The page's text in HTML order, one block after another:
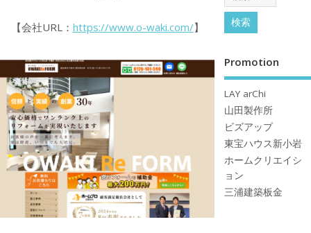
【会社URL： https://www.o-waki.com/】
Promotion
LAY arChi
山田製作所
ビズアップ
東宝ハウス新小岩
ホームクリエイシ
ョン
三浦建築板金